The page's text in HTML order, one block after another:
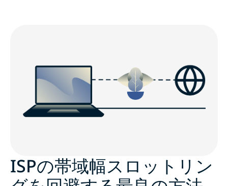
ISPの帯域幅スロットリン